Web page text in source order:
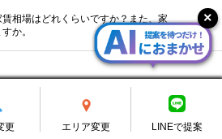
更 エリア変更 LINEで提案
相場はどれくらいですか？また、家
か。
を変更する